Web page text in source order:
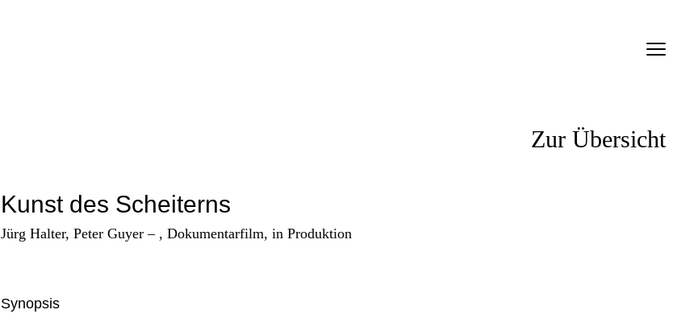
Filme
Zur Übersicht
Kunst des Scheiterns
Jürg Halter, Peter Guyer – , Dokumentarfilm, in Produktion
Synopsis